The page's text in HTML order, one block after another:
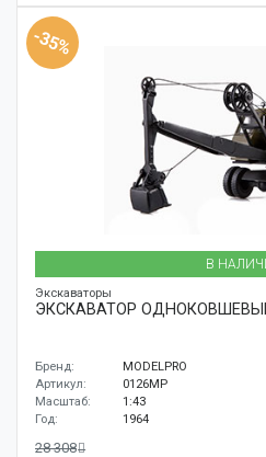
-35%
В
Экскаваторы
ЭКСКАВАТОР
Бренд:
MODELPRO
Артикул:
0126MP
Масштаб:
1:43
Год:
1964
28 308